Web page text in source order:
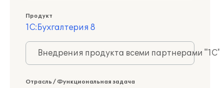
Продукт
1С:Бухгалтерия 8
Внедрения продукта всеми партнерами
Отрасль / Функциональная задача